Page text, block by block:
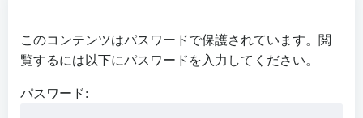
このコンテンツはパスワードで保護されています。閲
覧するには以下にパスワードを入力してください。
パスワード: